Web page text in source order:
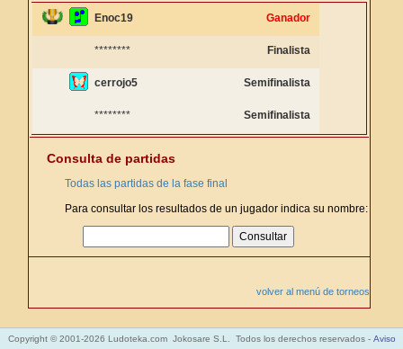
Enoc19 Ganador
******** Finalista
cerrojo5 Semifinalista
******** Semifinalista
Consulta de partidas
Todas las partidas de la fase final
Para consultar los resultados de un jugador indica su nombre:
volver al menú de torneos
Copyright © 2001-2026 Ludoteka.com Jokosare S.L. Todos los derechos reservados - Aviso